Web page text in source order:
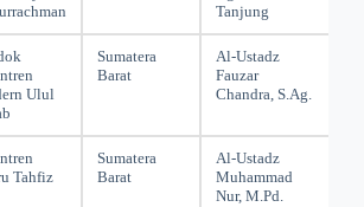
Tanjung
Ulul
Sumatera
Barat
Al-Ustadz
Fauzar
Chandra, S.Ag.
Tahfiz
Sumatera
Barat
Al-Ustadz
Muhammad
Nur, M.Pd.